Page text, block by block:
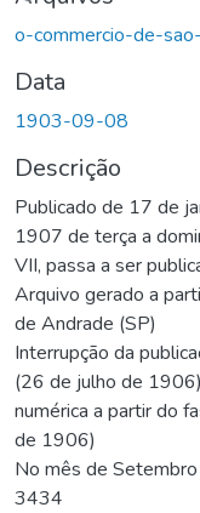
o-commercio-de-
Data
1903-09-08
Descrição
Publicado de 17 de
1907 de terça a
VII, passa a ser
Arquivo gerado a
de Andrade (SP)
Interrupção da
(26 de julho de
numérica a partir do
de 1906)
No mês de
3434